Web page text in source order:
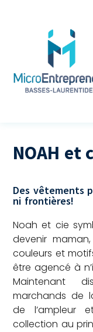
NOAH et
Des vêtements
ni frontières!
Noah et cie
devenir
couleurs et
être agencé à
Maintenant
marchands de
de l’ampleur
collection au